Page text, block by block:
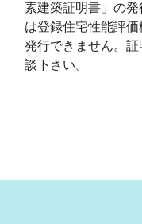
素建築証明書」の
は登録住宅性能評
発行できません。
談下さい。